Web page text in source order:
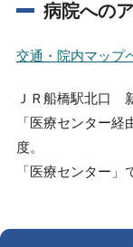
病院への
交通・院内マップ
ＪＲ船橋駅北口
「医療センター
度。
「医療センター」